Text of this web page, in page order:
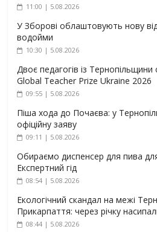
11:00 | 5.08.2026
У Зборові облаштовують нову
водойми
10:30 | 5.08.2026
Двоє педагогів із Тернопільщини
Global Teacher Prize Ukraine 2026
09:55 | 5.08.2026
Піша хода до Почаєва: у
офіційну заяву
09:11 | 5.08.2026
Обираємо диспенсер для пива
Експертний гід
08:54 | 5.08.2026
Екологічний скандал на межі
Прикарпаття: через річку
08:44 | 5.08.2026